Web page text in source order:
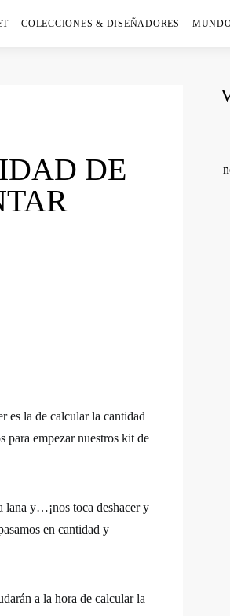
COLECCIONES & DISEÑADORES
DE
es la de calcular la cantidad
para empezar nuestroskit de
lana y…¡nos toca deshacer y
en cantidad y
a la hora de calcular la